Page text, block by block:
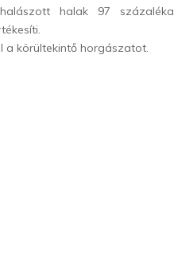
halak 97 százaléka
a körültekintő horgászatot.